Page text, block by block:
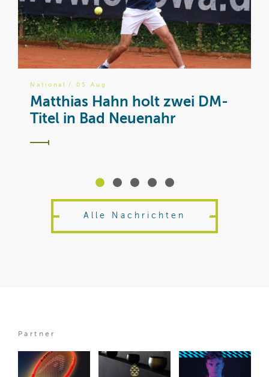
National / 05 Aug
Matthias Hahn holt zwei DM-
Titel in Bad Neuenahr
Alle Nachrichten
Partner